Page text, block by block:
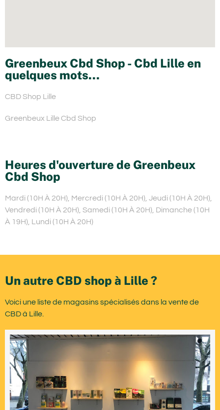
Greenbeux Cbd Shop - Cbd Lille en
quelques mots...
CBD Shop Lille
Greenbeux Lille Cbd Shop
Heures d'ouverture de Greenbeux
Cbd Shop
Mardi (10H À 20H), Mercredi (10H À 20H), Jeudi (10H À 20H),
Vendredi (10H À 20H), Samedi (10H À 20H), Dimanche (10H
À 19H), Lundi (10H À 20H)
Un autre CBD shop à Lille ?
Voici une liste de magasins spécialisés dans la vente de
CBD à Lille.